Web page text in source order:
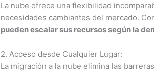
La nube ofrece una flexibilidad
necesidades cambiantes del mercado.
pueden escalar sus recursos según la
2. Acceso desde Cualquier Lugar:
La migración a la nube elimina las